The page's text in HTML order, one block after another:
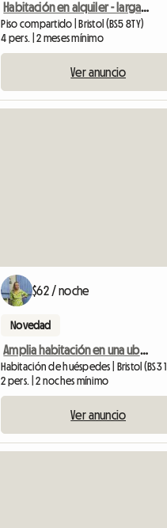
Habitación en alquiler - larga temporada
Piso compartido | Bristol (BS5 8TY)
4 pers. | 2 meses mínimo
Ver anuncio
$62 / noche
Novedad
Amplia habitación en una ubicación fantástica, Bristol centro
2 pers. | 2 noches mínimo
Ver anuncio